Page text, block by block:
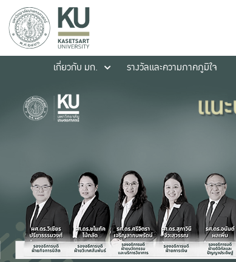
เกี่ยวกับ มก.
รางวัลและความภาคภูมิใจ